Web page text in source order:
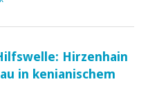
Hirzenhain
in kenianischem